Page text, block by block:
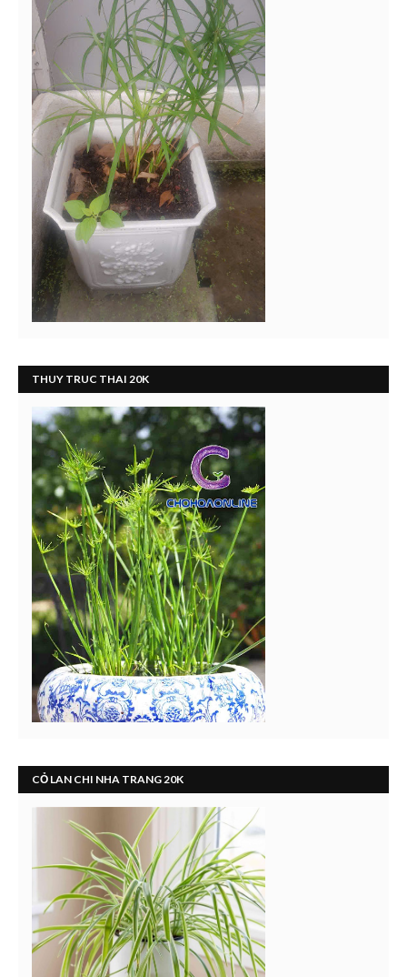
THUY TRUC THAI 20K
CỎ LAN CHI NHA TRANG 20K